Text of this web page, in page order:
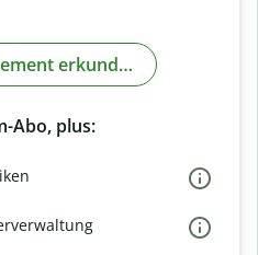
erkunden
Abo, plus: